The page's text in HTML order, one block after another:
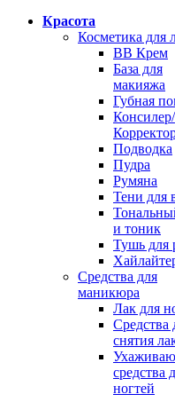
Красота
Косметика для
BB Крем
База для
макияжа
Губная
Консилер/
Подводка
Пудра
Румяна
Тени для
и тоник
Тушь для
Средства для
маникюра
Лак для
Средства
снятия
средства
ногтей